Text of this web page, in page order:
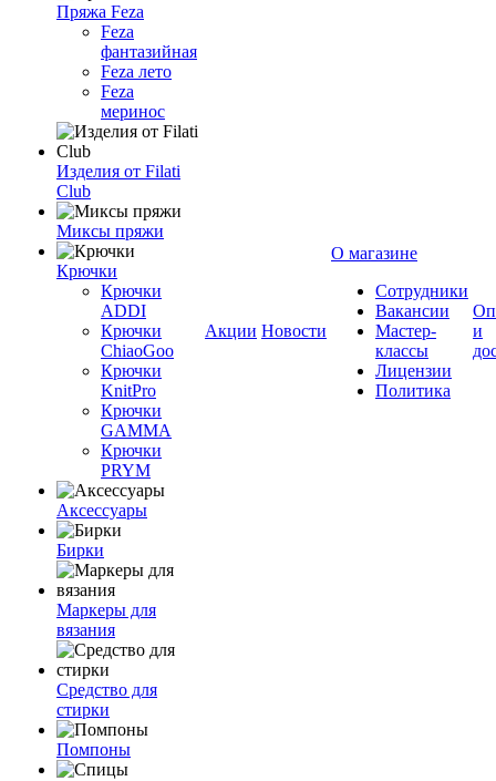
Пряжа Feza
Feza
фантазийная
Feza лето
Feza
меринос
Изделия от Filati
Club
Миксы пряжи
Крючки
Крючки
ADDI
Крючки
ChiaoGoo
Крючки
KnitPro
Крючки
GAMMA
Крючки
PRYM
Аксессуары
Бирки
Маркеры для
вязания
Средство для
стирки
Помпоны
Акции Новости
О магазине
Сотрудники
Вакансии
Мастер-
классы
Лицензии
Политика
и